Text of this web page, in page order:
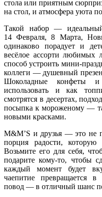
стола или приятным
на стол, и атмосфера уюта
Такой набор —
14 Февраля, 8 Марта,
одинаково порадует и
весёлое ассорти
способ устроить
коллеги — душевный
Шоколадные конфеты
использовать и как
смотрятся в десертах,
посыпка к мороженому —
новыми красками.
M&M’S и друзья — это не
порция радости, которую
Возьмите его для себя,
подарите кому‑то, чтобы
каждый момент будет
чаепитие превращается
повод — в отличный шанс